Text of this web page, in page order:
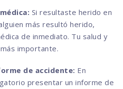
Si resultaste herido en
más resultó herido,
de inmediato. Tu salud y
importante.
de accidente: En
presentar un informe de